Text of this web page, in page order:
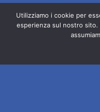
Utilizziamo i cookie per
esperienza sul nostro